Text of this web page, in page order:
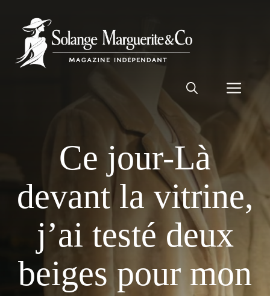
contenu
Ce jour-Là
devant la vitrine,
j’ai testé deux
beiges pour mon